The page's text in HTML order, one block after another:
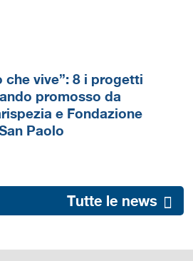
che vive”: 8 i progetti
promosso da
e Fondazione
Paolo
Tutte le news